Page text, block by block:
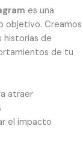
es una
objetivo. Creamos
historias de
de tu
atraer
el impacto